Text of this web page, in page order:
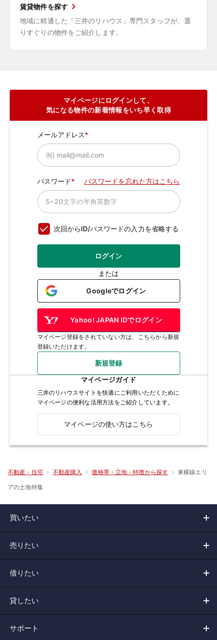
賃貸物件を探す
地域に精通した「三井のリハウス」専門スタッフが、選
りすぐりの物件をご紹介します。
マイページにログインして、
気になる物件の新着情報をいち早く取得
メールアドレス
パスワード パスワードを忘れた方はこちら
次回からID/パスワードの入力を省略する
ログイン
または
Googleでログイン
Yahoo! JAPAN IDでログイン
マイページ登録をされていない方は、こちらから新規
登録いただけます。
新規登録
マイページガイド
三井のリハウスサイトを快適にご利用いただくために
マイページの便利な活用方法をご紹介しています。
マイページの使い方はこちら
不動産・住宅 不動産購入 価格帯・立地・特徴から探す 東横線エリ
アの土地特集
買いたい
売りたい
借りたい
貸したい
サポート